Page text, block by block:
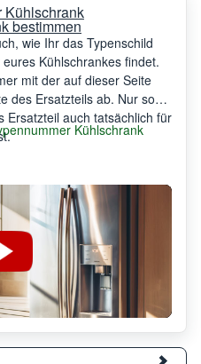
Kühlschrank
bestimmen
wie Ihr das Typenschild
Kühlschrankes findet.
mit der auf dieser Seite
des Ersatzteils ab. Nur so
Ersatzteil auch tatsächlich für
Kühlschrank